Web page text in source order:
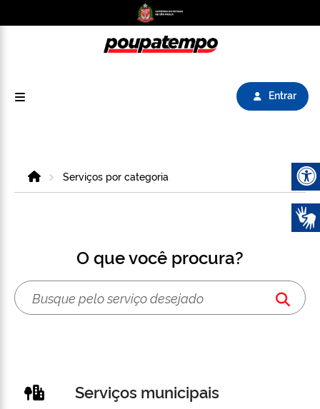
Entrar
HomeServiços por categoria
O que você procura?
Serviços municipais